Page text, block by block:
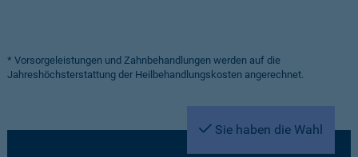
* Vorsorgeleistungen und Zahnbehandlungen werden auf die
Jahreshöchsterstattung der Heilbehandlungskosten angerechnet.
Sie haben die Wahl